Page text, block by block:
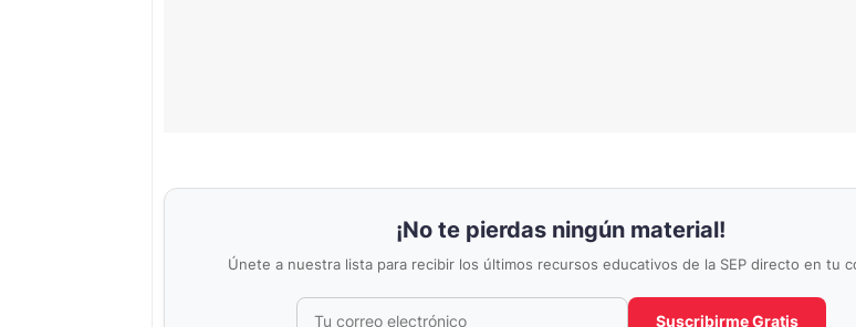
¡No te pierdas ningún material!
Únete a nuestra lista para recibir los últimos recursos educativos de la SEP directo en tu
Correo electrónico
No completar este campo
Suscribirme Gratis